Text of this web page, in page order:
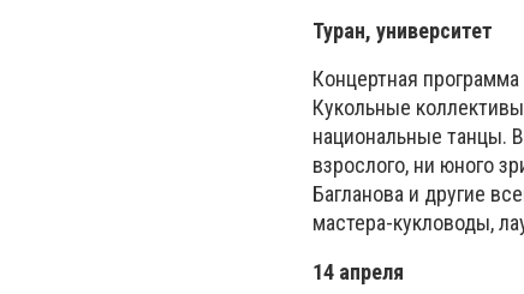
Туран, университет
Концертная программа
Кукольные
национальные танцы.
взрослого, ни юного
Багланова и другие
мастера-кукловоды,
14 апреля